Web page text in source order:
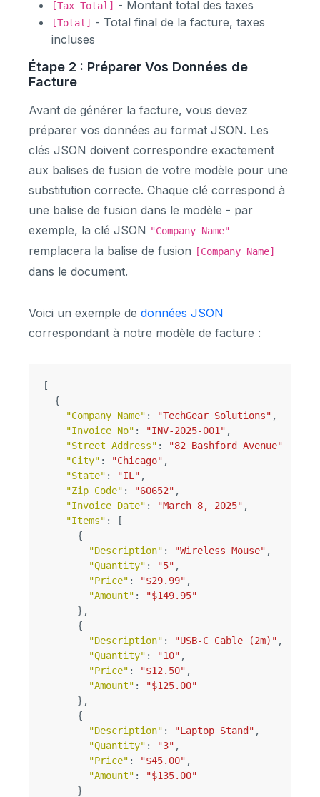
[Tax Total] - Montant total des taxes
[Total] - Total final de la facture, taxes
incluses
Étape 2 : Préparer Vos Données de
Facture
Avant de générer la facture, vous devez
préparer vos données au format JSON. Les
clés JSON doivent correspondre exactement
aux balises de fusion de votre modèle pour une
substitution correcte. Chaque clé correspond à
une balise de fusion dans le modèle - par
exemple, la clé JSON "Company Name"
remplacera la balise de fusion [Company Name]
dans le document.
Voici un exemple de données JSON
correspondant à notre modèle de facture :
[
{
"Company Name" : "TechGear Solutions" ,
"Invoice No" : "INV-2025-001" ,
"Street Address" : "82 Bashford Avenue"
"City" : "Chicago" ,
"State" : "IL" ,
"Zip Code" : "60652" ,
"Invoice Date" : "March 8, 2025" ,
"Items" :
[
{
"Description" : "Wireless Mouse" ,
"Quantity" : "5" ,
"Price" : "$29.99" ,
"Amount" :
"$149.95"
},
{
"Description" : "USB-C Cable (2m)" ,
"Quantity" : "10" ,
"Price" : "$12.50" ,
"Amount" :
"$125.00"
},
{
"Description" : "Laptop Stand" ,
"Quantity" : "3" ,
"Price" : "$45.00" ,
"Amount" :
"$135.00"
}